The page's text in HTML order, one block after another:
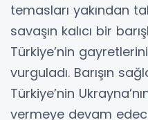
temasları yakından
savaşın kalıcı bir
Türkiye’nin
vurguladı. Barışın
Türkiye’nin
vermeye devam